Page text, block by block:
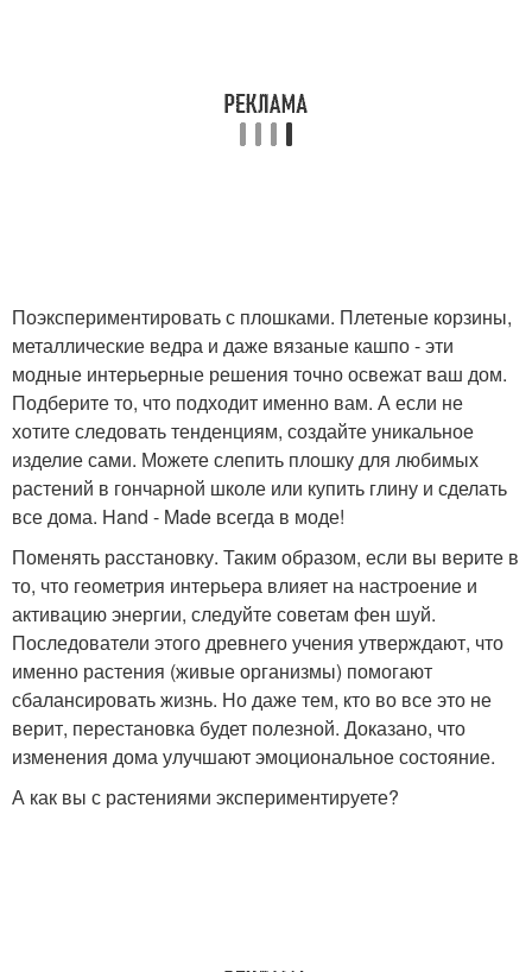
Поэкспериментировать с плошками. Плетеные корзины,
металлические ведра и даже вязаные кашпо - эти
модные интерьерные решения точно освежат ваш дом.
Подберите то, что подходит именно вам. А если не
хотите следовать тенденциям, создайте уникальное
изделие сами. Можете слепить плошку для любимых
растений в гончарной школе или купить глину и сделать
все дома. Hand - Made всегда в моде!
Поменять расстановку. Таким образом, если вы верите в
то, что геометрия интерьера влияет на настроение и
активацию энергии, следуйте советам фен шуй.
Последователи этого древнего учения утверждают, что
именно растения (живые организмы) помогают
сбалансировать жизнь. Но даже тем, кто во все это не
верит, перестановка будет полезной. Доказано, что
изменения дома улучшают эмоциональное состояние.
А как вы с растениями экспериментируете?